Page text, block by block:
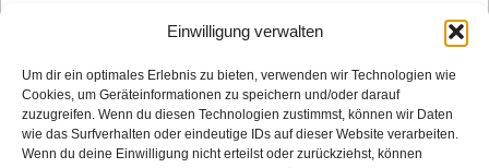
Einwilligung verwalten
Um dir ein optimales Erlebnis zu bieten, verwenden wir Technologien wie
Cookies, um Geräteinformationen zu speichern und/oder darauf
zuzugreifen. Wenn du diesen Technologien zustimmst, können wir Daten
wie das Surfverhalten oder eindeutige IDs auf dieser Website verarbeiten.
Wenn du deine Einwilligung nicht erteilst oder zurückziehst, können
Neukölln Oliver Nöll Oranienplatz Piraten Piratenpartei Polizeimeldungen
Redaktionsgespräch Senat SPD